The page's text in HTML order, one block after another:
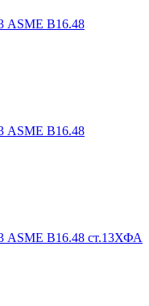
ASME В16.48
ASME В16.48
ASME В16.48 ст.13ХФА